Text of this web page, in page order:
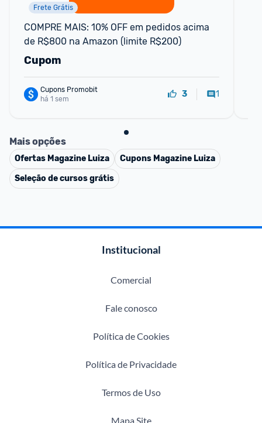
Frete Grátis
COMPRE MAIS: 10% OFF em pedidos acima
de R$800 na Amazon (limite R$200)
Cupom
Cupons Promobit
há 1 sem
3 1
Mais opções
Ofertas Magazine Luiza Cupons Magazine Luiza
Seleção de cursos grátis
Institucional
Comercial
Fale conosco
Política de Cookies
Política de Privacidade
Termos de Uso
Mapa Site